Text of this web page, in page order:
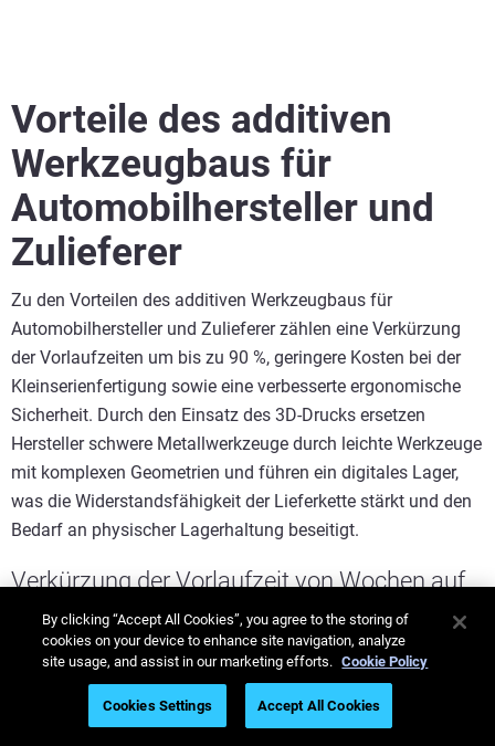
Vorteile des additiven
Werkzeugbaus für
Automobilhersteller und
Zulieferer
Zu den Vorteilen des additiven Werkzeugbaus für
Automobilhersteller und Zulieferer zählen eine Verkürzung
der Vorlaufzeiten um bis zu 90 %, geringere Kosten bei der
Kleinserienfertigung sowie eine verbesserte ergonomische
Sicherheit. Durch den Einsatz des 3D-Drucks ersetzen
Hersteller schwere Metallwerkzeuge durch leichte Werkzeuge
mit komplexen Geometrien und führen ein digitales Lager,
was die Widerstandsfähigkeit der Lieferkette stärkt und den
Bedarf an physischer Lagerhaltung beseitigt.
Verkürzung der Vorlaufzeit von Wochen auf
Stunden
Nicht jedes Werkzeug wird über Nacht gedruckt – aber viele
werden zu einem „diese Woche“-Werkzeug statt zu einem
„nächsten Monat“-Werkzeug. Das hilft bei:
By clicking “Accept All Cookies”, you agree to the storing of
cookies on your device to enhance site navigation, analyze
site usage, and assist in our marketing efforts. Cookie Policy
Cookies Settings Accept All Cookies